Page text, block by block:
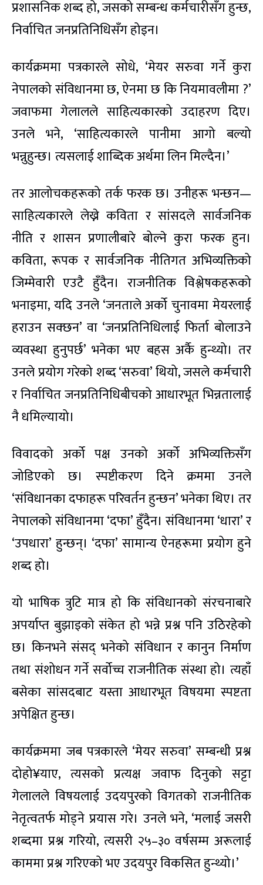
प्रशासनिक शब्द हो, जसको सम्बन्ध कर्मचारीसँग हुन्छ,
निर्वाचित जनप्रतिनिधिसँग होइन।
कार्यक्रममा पत्रकारले सोधे, ‘मेयर सरुवा गर्ने कुरा
नेपालको संविधानमा छ, ऐनमा छ कि नियमावलीमा ?’
जवाफमा गेलालले साहित्यकारको उदाहरण दिए।
उनले भने, ‘साहित्यकारले पानीमा आगो बल्यो
भन्नुहुन्छ। त्यसलाई शाब्दिक अर्थमा लिन मिल्दैन।’
तर आलोचकहरूको तर्क फरक छ। उनीहरू भन्छन—
साहित्यकारले लेख्ने कविता र सांसदले सार्वजनिक
नीति र शासन प्रणालीबारे बोल्ने कुरा फरक हुन।
कविता, रूपक र सार्वजनिक नीतिगत अभिव्यक्तिको
जिम्मेवारी एउटै हुँदैन। राजनीतिक विश्लेषकहरूको
भनाइमा, यदि उनले ‘जनताले अर्को चुनावमा मेयरलाई
हराउन सक्छन’ वा ‘जनप्रतिनिधिलाई फिर्ता बोलाउने
व्यवस्था हुनुपर्छ’ भनेका भए बहस अर्कै हुन्थ्यो। तर
उनले प्रयोग गरेको शब्द ‘सरुवा’ थियो, जसले कर्मचारी
र निर्वाचित जनप्रतिनिधिबीचको आधारभूत भिन्नतालाई
नै धमिल्यायो।
विवादको अर्को पक्ष उनको अर्को अभिव्यक्तिसँग
जोडिएको छ। स्पष्टीकरण दिने क्रममा उनले
‘संविधानका दफाहरू परिवर्तन हुन्छन’ भनेका थिए। तर
नेपालको संविधानमा ‘दफा’ हुँदैन। संविधानमा ‘धारा’ र
‘उपधारा’ हुन्छन्। ‘दफा’ सामान्य ऐनहरूमा प्रयोग हुने
शब्द हो।
यो भाषिक त्रुटि मात्र हो कि संविधानको संरचनाबारे
अपर्याप्त बुझाइको संकेत हो भन्ने प्रश्न पनि उठिरहेको
छ। किनभने संसद् भनेको संविधान र कानुन निर्माण
तथा संशोधन गर्ने सर्वोच्च राजनीतिक संस्था हो। त्यहाँ
बसेका सांसदबाट यस्ता आधारभूत विषयमा स्पष्टता
अपेक्षित हुन्छ।
कार्यक्रममा जब पत्रकारले ‘मेयर सरुवा’ सम्बन्धी प्रश्न
दोहो¥याए, त्यसको प्रत्यक्ष जवाफ दिनुको सट्टा
गेलालले विषयलाई उदयपुरको विगतको राजनीतिक
नेतृत्वतर्फ मोड्ने प्रयास गरे। उनले भने, ‘मलाई जसरी
शब्दमा प्रश्न गरियो, त्यसरी २५–३० वर्षसम्म अरूलाई
काममा प्रश्न गरिएको भए उदयपुर विकसित हुन्थ्यो।’